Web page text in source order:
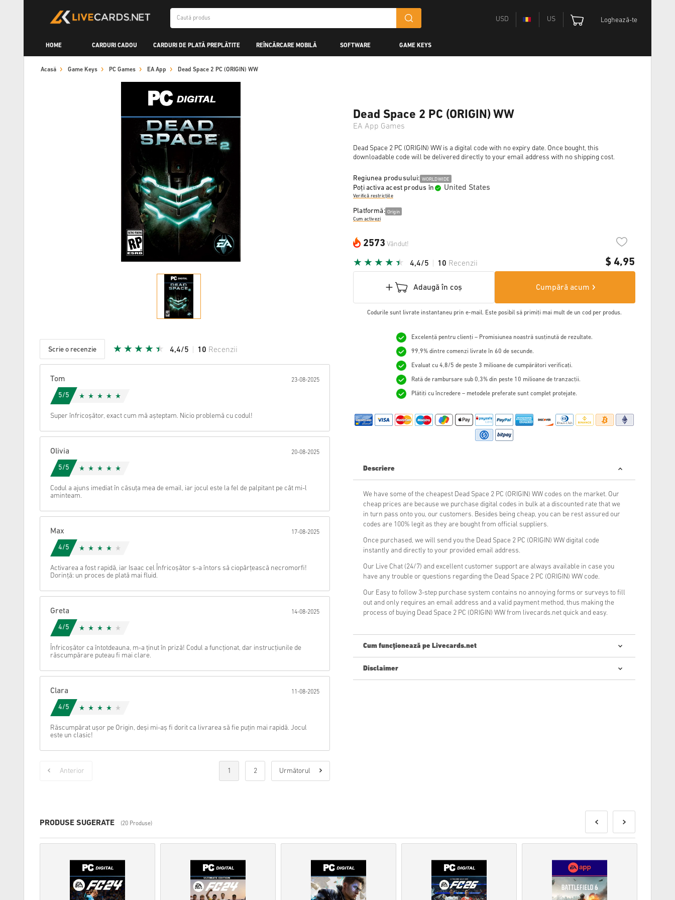
USD US Loghează-te
HOME CARDURI CADOU CARDURI DE PLATĂ PREPLĂTITE REÎNCĂRCARE MOBILĂ SOFTWARE GAME KEYS
Acasă Game Keys PC Games EA App Dead Space 2 PC (ORIGIN) WW
Scrie o recenzie 4,4/5 10 Recenzii
Anulare
Tom 23-08-2025
5/5
Super înfricoșător, exact cum mă așteptam. Nicio problemă cu codul!
Olivia 20-08-2025
5/5
Codul a ajuns imediat în căsuța mea de email, iar jocul este la fel de palpitant pe cât mi-l
aminteam.
Max 17-08-2025
4/5
Activarea a fost rapidă, iar Isaac cel Înfricoșător s-a întors să ciopârțească necromorfi!
Dorință: un proces de plată mai fluid.
Greta 14-08-2025
4/5
Înfricoșător ca întotdeauna, m-a ținut în priză! Codul a funcționat, dar instrucțiunile de
răscumpărare puteau fi mai clare.
Clara 11-08-2025
4/5
Răscumpărat ușor pe Origin, deși mi-aș fi dorit ca livrarea să fie puțin mai rapidă. Jocul
este un clasic!
Anterior 1 2 Următorul
Dead Space 2 PC (ORIGIN) WW
EA App Games
Dead Space 2 PC (ORIGIN) WW is a digital code with no expiry date. Once bought, this
downloadable code will be delivered directly to your email address with no shipping cost.
Regiunea produsului: WORLDWIDE
Poți activa acest produs în United States
Verifică restricțiile
Platformă: Origin
Cum activezi
2573 Vândut!
$ 4,95
4,4/5 10 Recenzii
Adaugă în coș Cumpără acum
Codurile sunt livrate instantaneu prin e-mail. Este posibil să primiți mai mult de un cod per produs.
Excelență pentru clienți – Promisiunea noastră susținută de rezultate.
99,9% dintre comenzi livrate în 60 de secunde.
Evaluat cu 4,8/5 de peste 3 milioane de cumpărători verificați.
Rată de rambursare sub 0,3% din peste 10 milioane de tranzacții.
Plătiți cu încredere – metodele preferate sunt complet protejate.
Descriere
We have some of the cheapest Dead Space 2 PC (ORIGIN) WW codes on the market. Our
cheap prices are because we purchase digital codes in bulk at a discounted rate that we
in turn pass onto you, our customers. Besides being cheap, you can be rest assured our
codes are 100% legit as they are bought from official suppliers.
Once purchased, we will send you the Dead Space 2 PC (ORIGIN) WW digital code
instantly and directly to your provided email address.
Our Live Chat (24/7) and excellent customer support are always available in case you
have any trouble or questions regarding the Dead Space 2 PC (ORIGIN) WW code.
Our Easy to follow 3-step purchase system contains no annoying forms or surveys to fill
out and only requires an email address and a valid payment method, thus making the
process of buying Dead Space 2 PC (ORIGIN) WW from livecards.net quick and easy.
Cum funcționează pe Livecards.net
Ești nou pe Livecards.net? Cumpărarea codurilor digitale este rapidă și ușoară:
Urmărește ghidul rapid de mai sus sau urmează pașii de mai jos 👇
• Alege produsul
• Introdu adresa ta de e-mail
Disclaimer
PRODUSE SUGERATE (20 Produse)